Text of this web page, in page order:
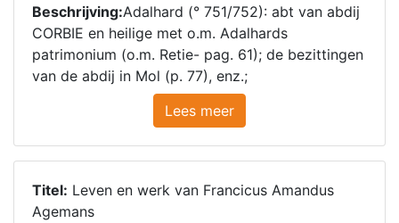
Beschrijving:Adalhard (° 751/752): abt van abdij
CORBIE en heilige met o.m. Adalhards
patrimonium (o.m. Retie- pag. 61); de bezittingen
van de abdij in Mol (p. 77), enz.;
Lees meer
Titel: Leven en werk van Francicus Amandus
Agemans